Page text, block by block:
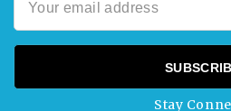
Stay